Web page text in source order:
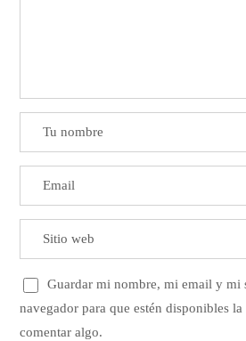
Guardar mi nombre, mi email y mi
navegador para que estén disponibles
comentar algo.